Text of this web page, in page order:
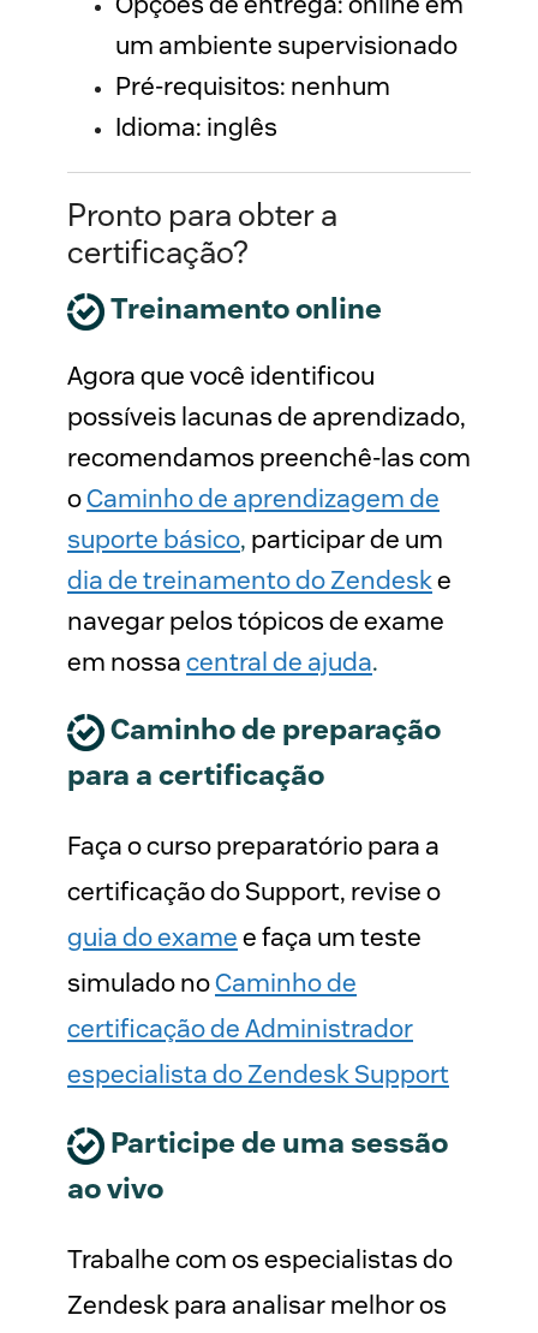
um ambiente supervisionado
Pré-requisitos: nenhum
Idioma: inglês
Pronto para obter a
certificação?
Treinamento online
Agora que você identificou
possíveis lacunas de aprendizado,
recomendamos preenchê-las com
oCaminho de aprendizagem de
suporte básico, participar de um
dia de treinamento do Zendeske
navegar pelos tópicos de exame
em nossacentral de ajuda.
Caminho de preparação
para a certificação
Faça o curso preparatório para a
certificação do Support, revise o
guia do examee faça um teste
simulado noCaminho de
certificação de Administrador
especialista do Zendesk Support
Participe de uma sessão
ao vivo
Trabalhe com os especialistas do
Zendesk para analisar melhor os